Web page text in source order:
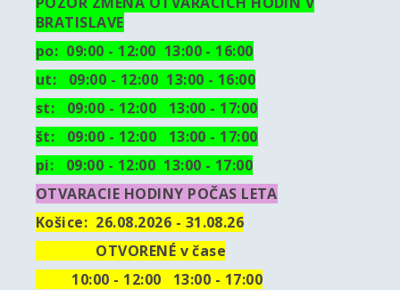
BRATISLAVE
po: 09:00 - 12:00 13:00 - 16:00
ut: 09:00 - 12:00 13:00 - 16:00
st: 09:00 - 12:00 13:00 - 17:00
št: 09:00 - 12:00 13:00 - 17:00
pi: 09:00 - 12:00 13:00 - 17:00
OTVARACIE HODINY POČAS LETA
Košice: 26.08.2026 - 31.08.26
OTVORENÉ v čase
10:00 - 12:00 13:00 - 17:00